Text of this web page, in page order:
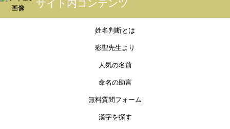
サイト内コンテンツ
姓名判断とは
彩聖先生より
人気の名前
命名の助言
無料質問フォーム
漢字を探す